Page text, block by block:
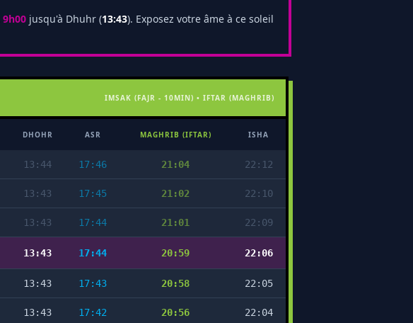
9h00 jusqu'à Dhuhr (13:43). Exposez votre âme à ce soleil
IMSAK (FAJR - 10MIN) • IFTAR (MAGHRIB)
DHOHR ASR MAGHRIB (IFTAR) ISHA
13:44 17:46 21:04 22:12
13:43 17:45 21:02 22:10
13:43 17:44 21:01 22:09
13:43 17:44 20:59 22:06
13:43 17:43 20:58 22:05
13:43 17:42 20:56 22:04